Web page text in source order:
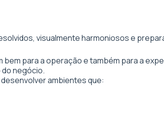
visualmente harmoniosos e
para a operação e também para a
negócio.
ambientes que: